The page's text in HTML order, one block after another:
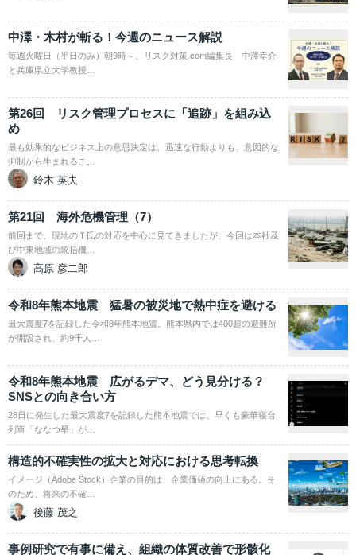
中澤・木村が斬る！今週のニュース解説
毎週火曜日（平日のみ）朝9時～、リスク対策.com編集長 中澤幸介
と兵庫県立大学教授…
第26回 リスク管理プロセスに「追跡」を組み込
め
最も効果的なビジネス上の意思決定は、迅速な行動よりも、意図的な
抑制から生まれるこ…
鈴木 英夫
第21回 海外危機管理（7）
前回まで、現地のＴ氏の対応を中心に見てきましたが、今回は本社及
び中東地域の統括機…
高原 彦二郎
令和8年熊本地震 猛暑の被災地で熱中症を避ける
最大震度7を記録した令和8年熊本地震。熊本県内では400超の避難所
が開設され、約9千人…
令和8年熊本地震 広がるデマ、どう見分ける？
SNSとの向き合い方
28日に発生した最大震度7を記録した熊本地震では、早くも豪華寝台
列車「ななつ星」が…
構造的不確実性の拡大と対応における思考転換
イメージ（Adobe Stock）企業の目的は、企業価値の向上にある。そ
のため、将来の不確…
後藤 茂之
事例研究で有事に備え、組織の体質改善で形骸化